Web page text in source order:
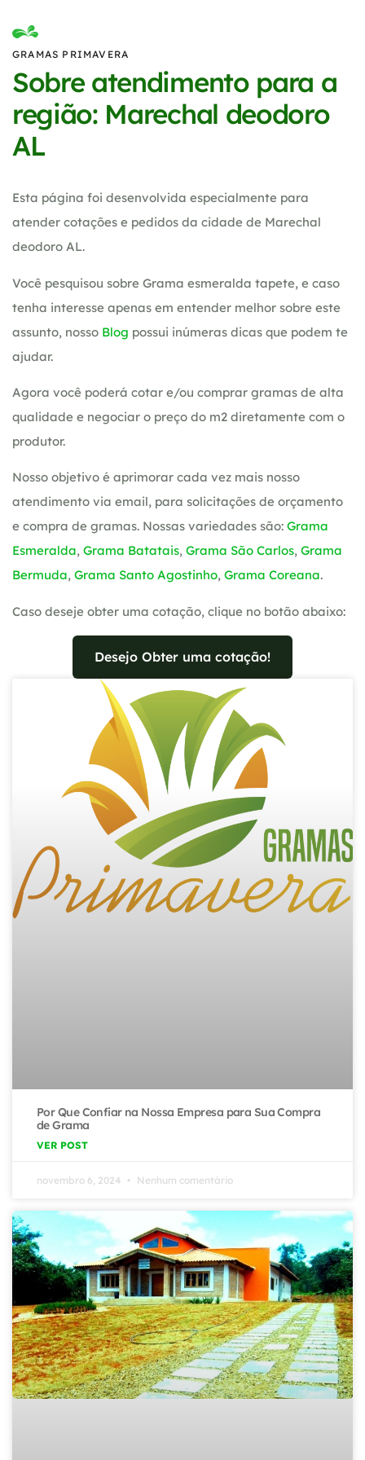
GRAMAS PRIMAVERA
Sobre atendimento para a
região: Marechal deodoro
AL
Esta página foi desenvolvida especialmente para
atender cotações e pedidos da cidade de Marechal
deodoro AL.
Você pesquisou sobre Grama esmeralda tapete, e caso
tenha interesse apenas em entender melhor sobre este
assunto, nosso Blog possui inúmeras dicas que podem te
ajudar.
Agora você poderá cotar e/ou comprar gramas de alta
qualidade e negociar o preço do m2 diretamente com o
produtor.
Nosso objetivo é aprimorar cada vez mais nosso
atendimento via email, para solicitações de orçamento
e compra de gramas. Nossas variedades são: Grama
Esmeralda, Grama Batatais, Grama São Carlos, Grama
Bermuda, Grama Santo Agostinho, Grama Coreana.
Caso deseje obter uma cotação, clique no botão abaixo:
Desejo Obter uma cotação!
Por Que Confiar na Nossa Empresa para Sua Compra
de Grama
VER POST
novembro 6, 2024 Nenhum comentário